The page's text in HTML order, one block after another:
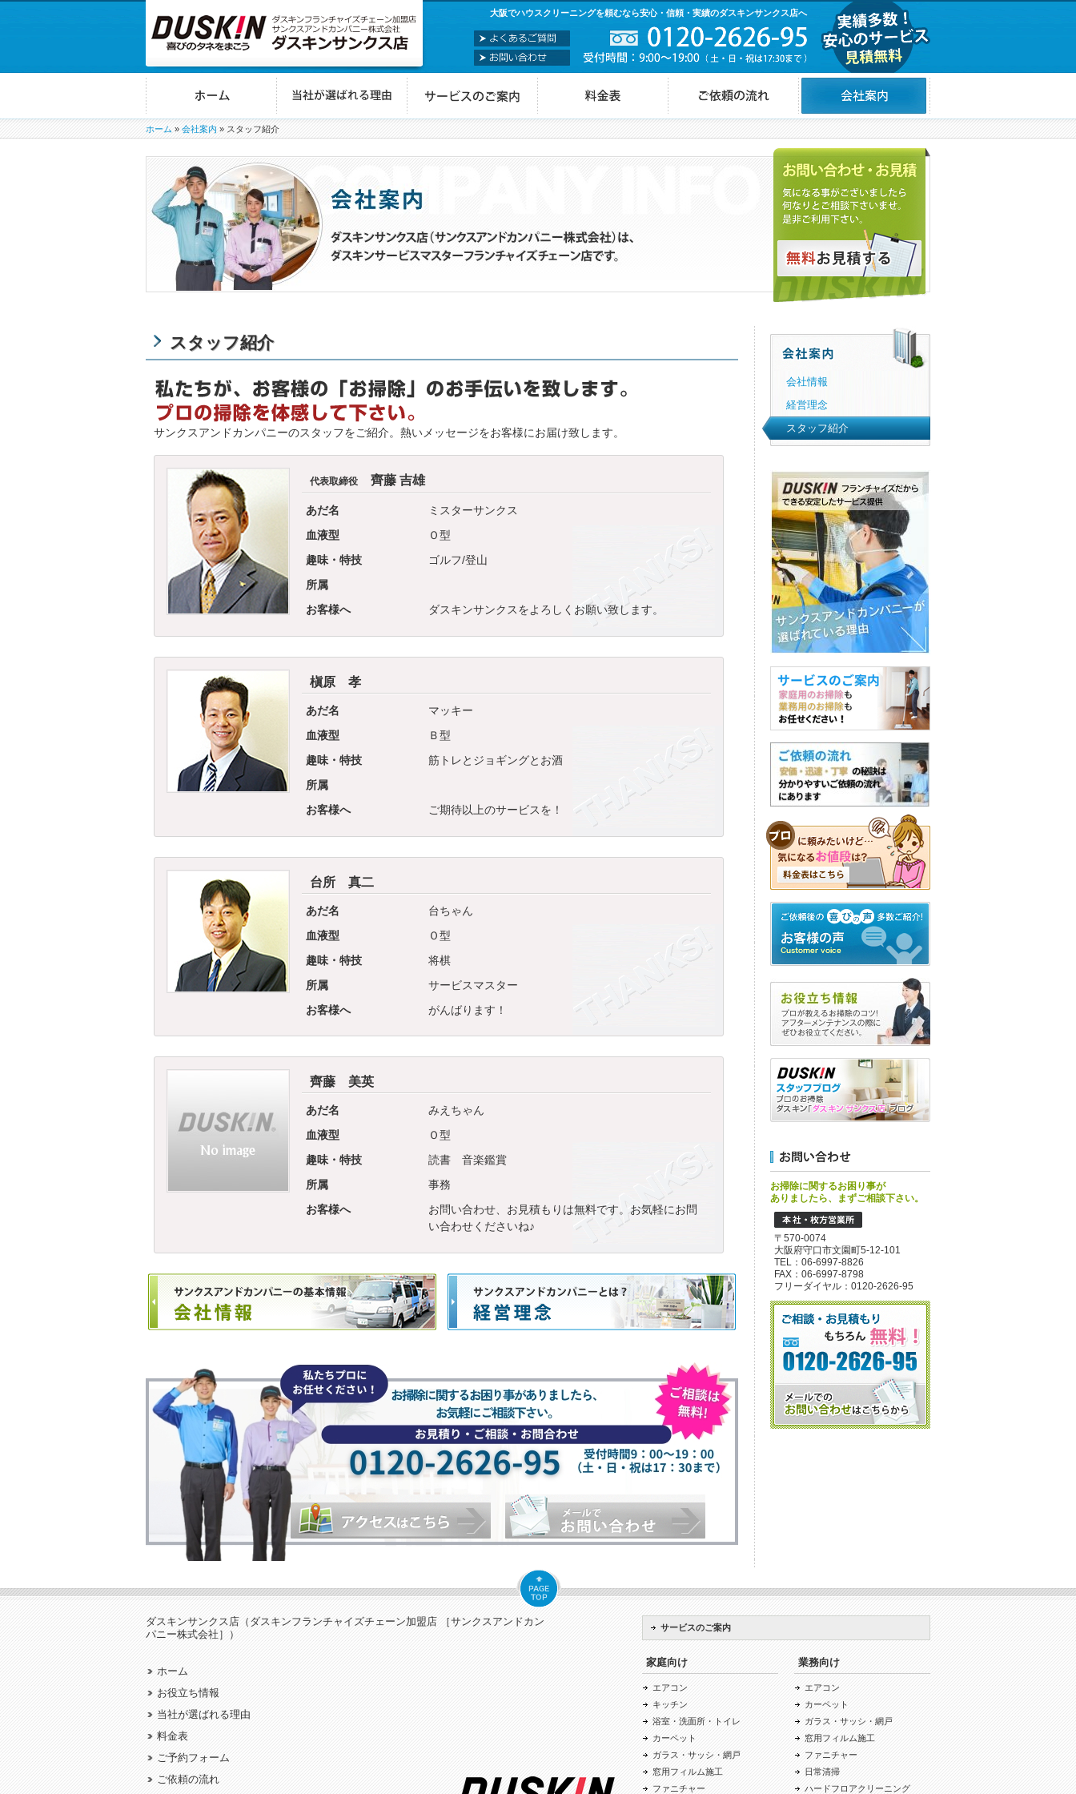
大阪でハウスクリーニングを頼むなら安心・信頼・実績のダスキンサンクス店へ
ホーム » 会社案内 » スタッフ紹介
スタッフ紹介
サンクスアンドカンパニーのスタッフをご紹介。熱いメッセージをお客様にお届け致します。
代表取締役 齊藤 吉雄
あだ名
ミスターサンクス
血液型
Ｏ型
趣味・特技
ゴルフ/登山
所属
お客様へ
ダスキンサンクスをよろしくお願い致します。
槇原 孝
あだ名
マッキー
血液型
Ｂ型
趣味・特技
筋トレとジョギングとお酒
所属
お客様へ
ご期待以上のサービスを！
台所 真二
あだ名
台ちゃん
血液型
Ｏ型
趣味・特技
将棋
所属
サービスマスター
お客様へ
がんばります！
齊藤 美英
あだ名
みえちゃん
血液型
Ｏ型
趣味・特技
読書 音楽鑑賞
所属
事務
お客様へ
お問い合わせ、お見積もりは無料です。お気軽にお問
い合わせくださいね♪
会社情報
経営理念
スタッフ紹介
お掃除に関するお困り事が
ありましたら、まずご相談下さい。
〒570-0074
大阪府守口市文園町5-12-101
TEL：06-6997-8826
FAX：06-6997-8798
フリーダイヤル：0120-2626-95
ダスキンサンクス店（ダスキンフランチャイズチェーン加盟店 ［サンクスアンドカン
パニー株式会社］）
ホーム
お役立ち情報
当社が選ばれる理由
料金表
ご予約フォーム
ご依頼の流れ
サービスのご案内
家庭向け
エアコン
キッチン
浴室・洗面所・トイレ
カーペット
ガラス・サッシ・網戸
窓用フィルム施工
ファニチャー
業務向け
エアコン
カーペット
ガラス・サッシ・網戸
窓用フィルム施工
ファニチャー
日常清掃
ハードフロアクリーニング